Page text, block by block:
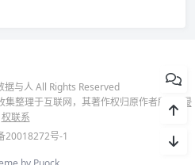
与人 All Rights Reserved
整理于互联网，其著作权归原作者所有-
侵
权联系
20018272号-1